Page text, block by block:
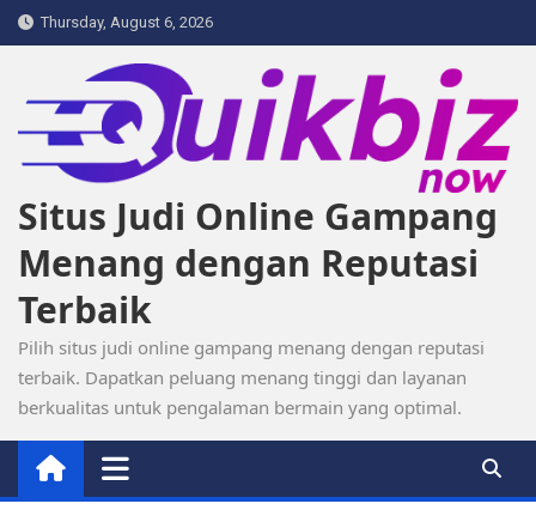
Skip
to
Thursday, August 6, 2026
Situs Judi Online Gampang
Menang dengan Reputasi
Terbaik
Pilih situs judi online gampang menang dengan reputasi
terbaik. Dapatkan peluang menang tinggi dan layanan
berkualitas untuk pengalaman bermain yang optimal.